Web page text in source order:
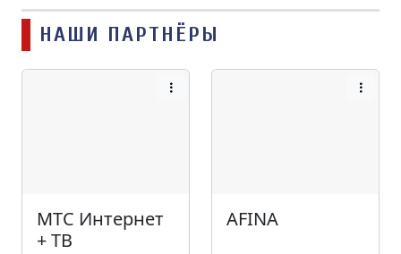
НАШИ ПАРТНЁРЫ
МТС Интернет
+ ТВ
AFINA